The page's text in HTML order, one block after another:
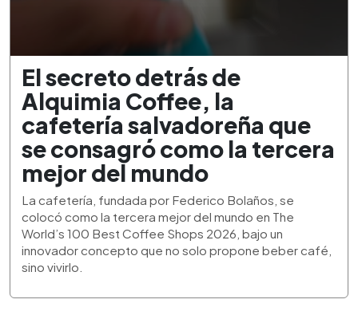
seconds
minutes,
34
seconds
El secreto detrás de
Alquimia Coffee, la
cafetería salvadoreña que
se consagró como la tercera
mejor del mundo
La cafetería, fundada por Federico Bolaños, se
colocó como la tercera mejor del mundo en The
World’s 100 Best Coffee Shops 2026, bajo un
innovador concepto que no solo propone beber café,
sino vivirlo.